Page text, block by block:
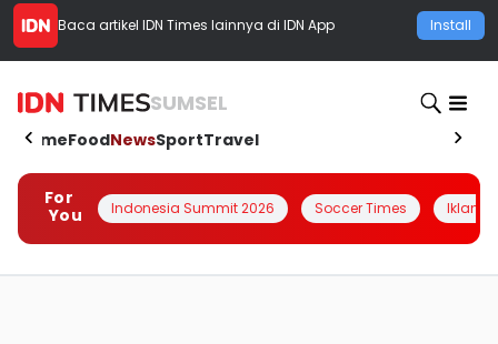
Baca artikel IDN Times lainnya di IDN App Install
SUMSEL
HomeFoodNewsSportTravel
For
You
Indonesia Summit 2026 Soccer Times Iklanin